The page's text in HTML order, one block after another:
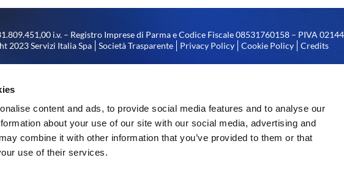
content and ads, to provide social media features and to analyse our
about your use of our site with our social media, advertising and
combine it with other information that you’ve provided to them or that
use of their services.
i.v. – Registro Imprese di Parma e Codice Fiscale 08531760158 – PIVA
2023 Servizi Italia Spa
Società Trasparente Privacy Policy Cookie Policy Credits
del numero 00310180351 di codice fiscale, iscrizione nel registro delle imprese
di illuminazione a LED – stabilimento di Arco (TN) realizzato nell’ambito del
di Trento con il cofinanziamento dell’Unione Europea – Fondo Europeo di